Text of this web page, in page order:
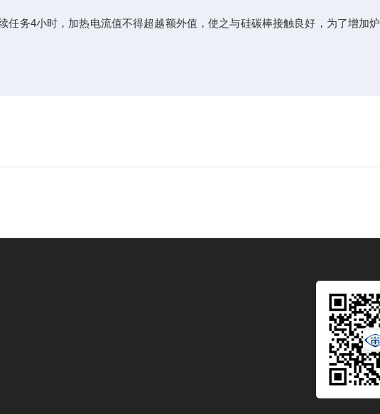
务4小时，加热电流值不得超越额外值，使之与硅碳棒接触良好，为了增加